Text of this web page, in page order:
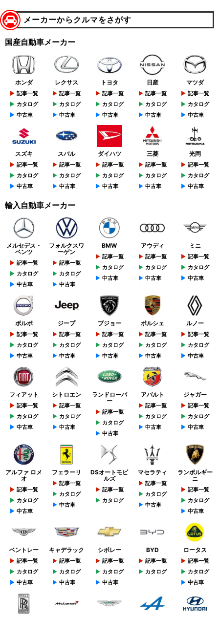
メーカーからクルマをさがす
国産自動車メーカー
ホンダ
記事一覧
カタログ
中古車
レクサス
記事一覧
カタログ
中古車
トヨタ
記事一覧
カタログ
中古車
日産
記事一覧
カタログ
中古車
マツダ
記事一覧
カタログ
中古車
スズキ
記事一覧
カタログ
中古車
スバル
記事一覧
カタログ
中古車
ダイハツ
記事一覧
カタログ
中古車
三菱
記事一覧
カタログ
中古車
光岡
記事一覧
カタログ
中古車
輸入自動車メーカー
メルセデス・
ベンツ
記事一覧
カタログ
中古車
フォルクスワ
ーゲン
記事一覧
カタログ
中古車
BMW
記事一覧
カタログ
中古車
アウディ
記事一覧
カタログ
中古車
ミニ
記事一覧
カタログ
中古車
ボルボ
記事一覧
カタログ
中古車
ジープ
記事一覧
カタログ
中古車
プジョー
記事一覧
カタログ
中古車
ポルシェ
記事一覧
カタログ
中古車
ルノー
記事一覧
カタログ
中古車
フィアット
記事一覧
カタログ
中古車
シトロエン
記事一覧
カタログ
中古車
ランドローバ
ー
記事一覧
カタログ
中古車
アバルト
記事一覧
カタログ
中古車
ジャガー
記事一覧
カタログ
中古車
アルファ ロメ
オ
記事一覧
カタログ
中古車
フェラーリ
記事一覧
カタログ
中古車
DSオートモビ
ルズ
記事一覧
カタログ
マセラティ
記事一覧
カタログ
中古車
ランボルギー
ニ
記事一覧
カタログ
中古車
ベントレー
記事一覧
カタログ
中古車
キャデラック
記事一覧
カタログ
中古車
シボレー
記事一覧
カタログ
中古車
BYD
記事一覧
カタログ
ロータス
記事一覧
カタログ
中古車